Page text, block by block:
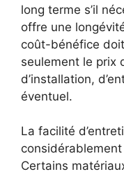
long terme s’il
offre une
coût-bénéfice
seulement le prix
d’installation,
éventuel.
La facilité
Certains